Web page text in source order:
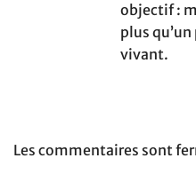
objectif :
plus
vivant.
Les commentaires sont